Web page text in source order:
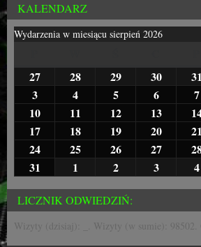
KALENDARZ
Wydarzenia w miesiącu sierpień 2026
27
28 29 30 31
3
4 5 6 7
10
11 12 13
17
18 19 20 21
24
25 26 27
31
1 2 3 4
LICZNIK ODWIEDZIŃ:
Wizyty (dzisiaj): . Wizyty (w sumie): 98502